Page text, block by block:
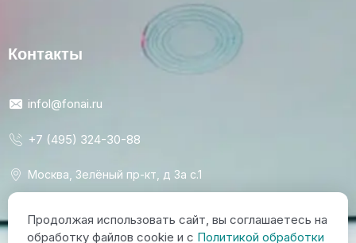
Контакты
infol@fonai.ru
+7 (495) 324-30-88
Москва, Зелёный пр-кт, д 3а с.1
Пишите напрямую к нам в чат:
Продолжая использовать сайт, вы соглашаетесь на
обработку файлов cookie и c Политикой обработки